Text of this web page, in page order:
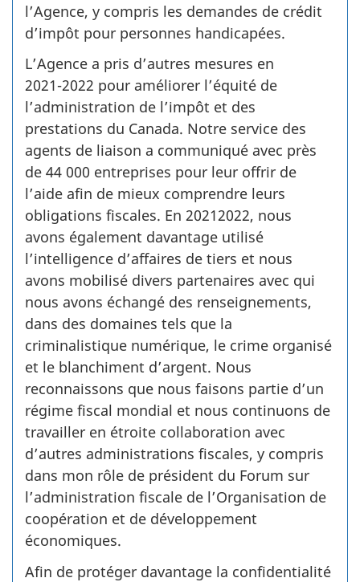
l’Agence, y compris les demandes de crédit
d’impôt pour personnes handicapées.
L’Agence a pris d’autres mesures en
2021­-2022 pour améliorer l’équité de
l’administration de l’impôt et des
prestations du Canada. Notre service des
agents de liaison a communiqué avec près
de 44 000 entreprises pour leur offrir de
l’aide afin de mieux comprendre leurs
obligations fiscales. En 2021­2022, nous
avons également davantage utilisé
l’intelligence d’affaires de tiers et nous
avons mobilisé divers partenaires avec qui
nous avons échangé des renseignements,
dans des domaines tels que la
criminalistique numérique, le crime organisé
et le blanchiment d’argent. Nous
reconnaissons que nous faisons partie d’un
régime fiscal mondial et nous continuons de
travailler en étroite collaboration avec
d’autres administrations fiscales, y compris
dans mon rôle de président du Forum sur
l’administration fiscale de l’Organisation de
coopération et de développement
économiques.
Afin de protéger davantage la confidentialité